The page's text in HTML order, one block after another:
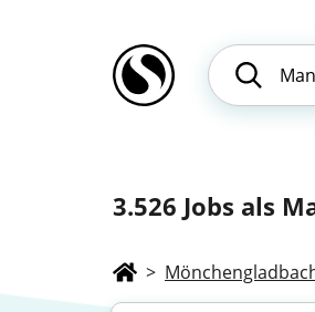
3.526 Jobs als
>